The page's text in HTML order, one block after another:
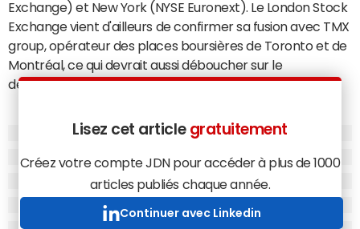
Exchange) et New York (NYSE Euronext). Le London Stock
Exchange vient d'ailleurs de confirmer sa fusion avec TMX
group, opérateur des places boursières de Toronto et de
Montréal, ce qui devrait aussi déboucher sur le
déploiement de Millenium IT au Canada.
Lisez cet article gratuitement
Créez votre compte JDN pour accéder à plus de 1000
articles publiés chaque année.
Continuer avec Linkedin